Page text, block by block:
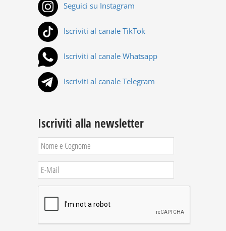
Seguici su Instagram
Iscriviti al canale TikTok
Iscriviti al canale Whatsapp
Iscriviti al canale Telegram
Iscriviti alla newsletter